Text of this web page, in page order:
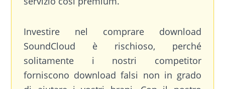
Investire nel comprare download
SoundCloud è rischioso, perché
solitamente i nostri competitor
forniscono download falsi non in grado